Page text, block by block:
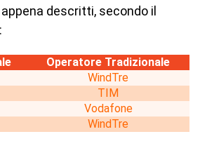
descritti, secondo il
Operatore Tradizionale
WindTre
TIM
Vodafone
WindTre